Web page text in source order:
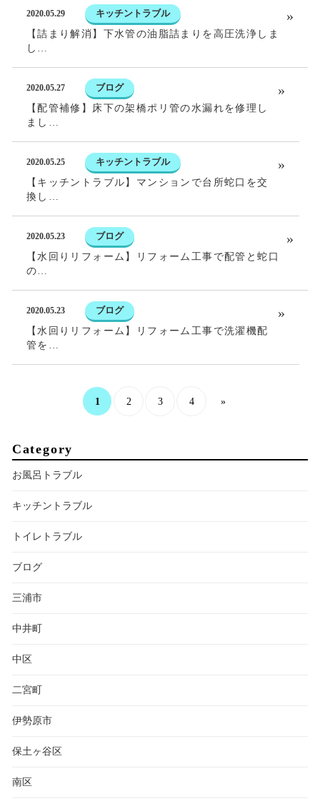
2020.05.29
キッチントラブル
【詰まり解消】下水管の油脂詰まりを高圧洗浄しま
し…
2020.05.27
ブログ
【配管補修】床下の架橋ポリ管の水漏れを修理し
まし…
2020.05.25
キッチントラブル
【キッチントラブル】マンションで台所蛇口を交
換し…
2020.05.23
ブログ
【水回りリフォーム】リフォーム工事で配管と蛇口
の…
2020.05.23
ブログ
【水回りリフォーム】リフォーム工事で洗濯機配
管を…
1 2 3 4 »
Category
お風呂トラブル
キッチントラブル
トイレトラブル
ブログ
三浦市
中井町
中区
二宮町
伊勢原市
保土ヶ谷区
南区